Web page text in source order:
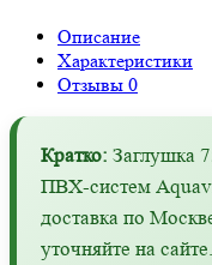
Описание
Характеристики
Отзывы 0
Кратко: Заглушка
ПВХ-систем
доставка по
уточняйте на сайте.